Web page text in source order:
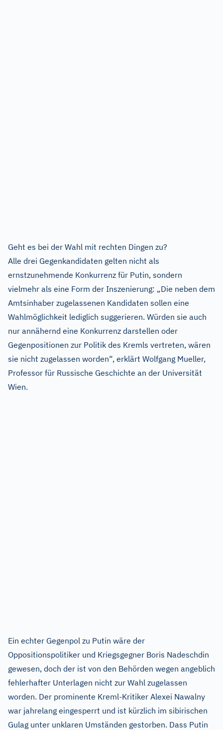
Geht es bei der Wahl mit rechten Dingen zu?
Alle drei Gegenkandidaten gelten nicht als
ernstzunehmende Konkurrenz für Putin, sondern
vielmehr als eine Form der Inszenierung: „Die neben dem
Amtsinhaber zugelassenen Kandidaten sollen eine
Wahlmöglichkeit lediglich suggerieren. Würden sie auch
nur annähernd eine Konkurrenz darstellen oder
Gegenpositionen zur Politik des Kremls vertreten, wären
sie nicht zugelassen worden“, erklärt Wolfgang Mueller,
Professor für Russische Geschichte an der Universität
Wien.
Ein echter Gegenpol zu Putin wäre der
Oppositionspolitiker und Kriegsgegner Boris Nadeschdin
gewesen, doch der ist von den Behörden wegen angeblich
fehlerhafter Unterlagen nicht zur Wahl zugelassen
worden. Der prominente Kreml-Kritiker Alexei Nawalny
war jahrelang eingesperrt und ist kürzlich im sibirischen
Gulag unter unklaren Umständen gestorben. Dass Putin